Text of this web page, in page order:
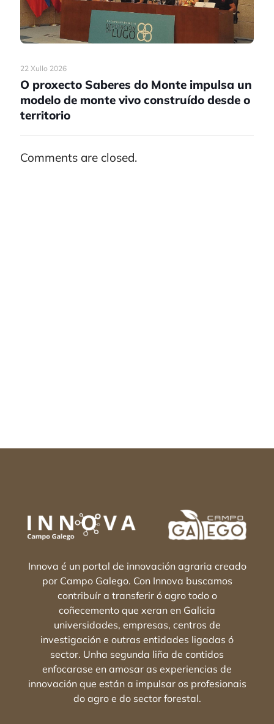
22 Xullo 2026
O proxecto Saberes do Monte impulsa un
modelo de monte vivo construído desde o
territorio
Comments are closed.
Innova é un portal de innovación agraria creado
por Campo Galego. Con Innova buscamos
contribuír a transferir ó agro todo o
coñecemento que xeran en Galicia
universidades, empresas, centros de
investigación e outras entidades ligadas ó
sector. Unha segunda liña de contidos
enfocarase en amosar as experiencias de
innovación que están a impulsar os profesionais
do agro e do sector forestal.